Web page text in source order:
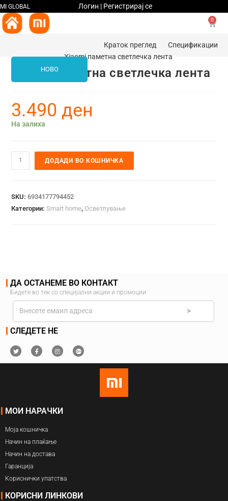
MI GLOBAL Логин | Регистрирај се
0
Краток преглед Спецификации
НОВО
Xiaomi паметна светлечка лента
3.490ден
На залиха
ДОДАДИ ВО КОШНИЧКА
SKU:6934177794452
Категории:Smart home, Осветлување
ДА ОСТАНЕМЕ ВО КОНТАКТ
Бидете во тек со специјални акции и промоции
>
СЛЕДЕТЕ НЕ
МОИ НАРАЧКИ
Моја кошничка
Начин на плаќање
Начин на достава
Гаранција
Кориснички упатства
КОРИСНИ ЛИНКОВИ